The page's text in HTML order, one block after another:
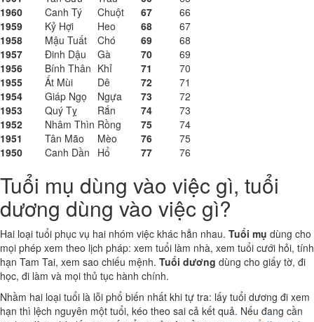
1960
Canh Tý Chuột 67
66
1959
Kỷ Hợi Heo 68
67
1958
Mậu Tuất Chó 69
68
1957
Đinh Dậu Gà 70
69
1956
Bính Thân Khỉ 71
70
1955
Ất Mùi Dê 72
71
1954
Giáp Ngọ Ngựa 73
72
1953
Quý Tỵ Rắn 74
73
1952
Nhâm Thìn Rồng 75
74
1951
Tân Mão Mèo 76
75
1950
Canh Dần Hổ 77 76
Tuổi mụ dùng vào việc gì, tuổi
dương dùng vào việc gì?
Hai loại tuổi phục vụ hai nhóm việc khác hẳn nhau. Tuổi mụ dùng cho
mọi phép xem theo lịch pháp: xem tuổi làm nhà, xem tuổi cưới hỏi, tính
hạn Tam Tai, xem sao chiếu mệnh. Tuổi dương dùng cho giấy tờ, đi
học, đi làm và mọi thủ tục hành chính.
Nhầm hai loại tuổi là lỗi phổ biến nhất khi tự tra: lấy tuổi dương đi xem
hạn thì lệch nguyên một tuổi, kéo theo sai cả kết quả. Nếu đang cần